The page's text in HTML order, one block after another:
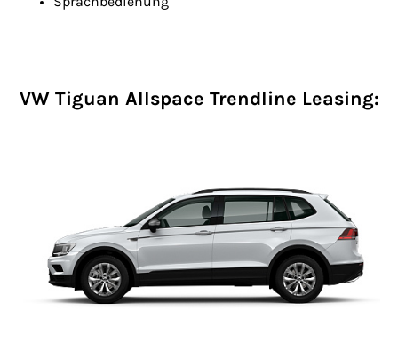
VW Tiguan Allspace Trendline Leasing: